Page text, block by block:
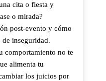
cita o fiesta y
o mirada?
post-evento y cómo
de inseguridad.
comportamiento no te
alimenta tu
los juicios por